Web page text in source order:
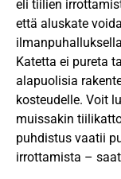
eli tiilien
että aluskate
Katetta ei pureta
alapuolisia
kosteudelle. Voit
muissakin
puhdistus vaatii
irrottamista –